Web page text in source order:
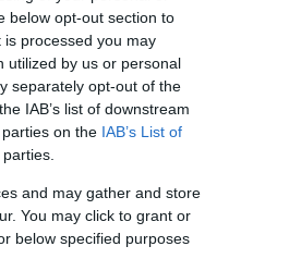
below opt-out section to
processed you may
utilized by us or personal
separately opt-out of the
IAB’s list of downstream
on the IAB’s List of
and may gather and store
You may click to grant or
below specified purposes